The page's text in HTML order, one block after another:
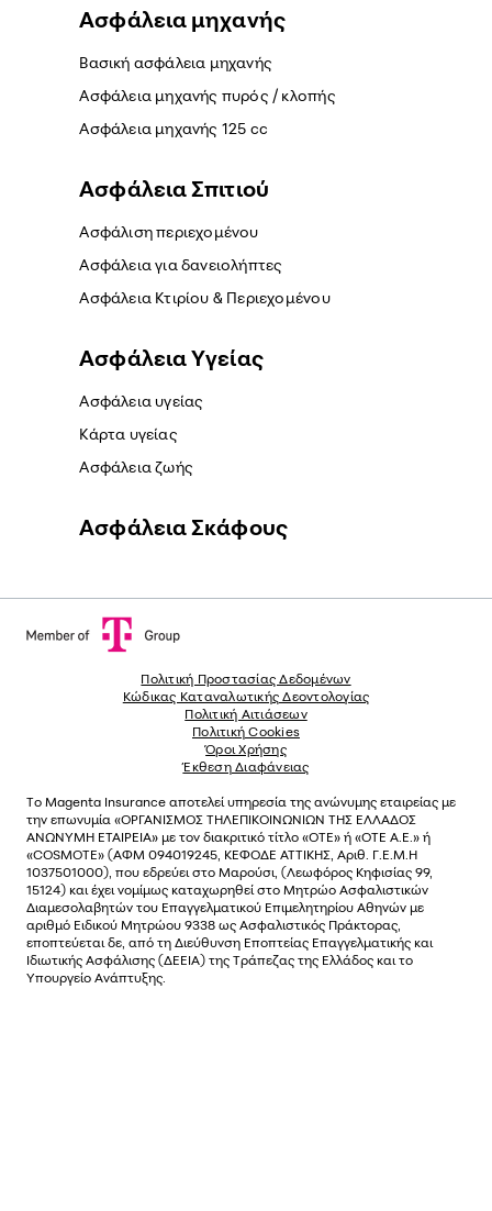
Ασφάλεια μηχανής
Βασική ασφάλεια μηχανής
Ασφάλεια μηχανής πυρός / κλοπής
Ασφάλεια μηχανής 125 cc
Ασφάλεια Σπιτιού
Ασφάλιση περιεχομένου
Ασφάλεια για δανειολήπτες
Ασφάλεια Κτιρίου & Περιεχομένου
Ασφάλεια Yγείας
Ασφάλεια υγείας
Κάρτα υγείας
Ασφάλεια ζωής
Ασφάλεια Σκάφους
Πολιτική Προστασίας Δεδομένων
Κώδικας Καταναλωτικής Δεοντολογίας
Πολιτική Αιτιάσεων
Πολιτική Cookies
Όροι Χρήσης
Έκθεση Διαφάνειας
Το Magenta Insurance αποτελεί υπηρεσία της ανώνυµης εταιρείας µε
την επωνυµία «ΟΡΓΑΝΙΣΜΟΣ ΤΗΛΕΠΙΚΟΙΝΩΝΙΩΝ ΤΗΣ ΕΛΛΑΔΟΣ
ΑΝΩΝΥΜΗ ΕΤΑΙΡΕΙΑ» µε τον διακριτικό τίτλο «OTE» ή «ΟΤΕ Α.Ε.» ή
«COSMOTE» (ΑΦΜ 094019245, ΚΕΦΟΔΕ ΑΤΤΙΚΗΣ, Αριθ. Γ.Ε.Μ.Η
1037501000), που εδρεύει στο Μαρούσι, (Λεωφόρος Κηφισίας 99,
15124) και έχει νοµίµως καταχωρηθεί στο Μητρώο Ασφαλιστικών
Διαµεσολαβητών του Επαγγελµατικού Επιµελητηρίου Αθηνών µε
αριθµό Ειδικού Μητρώου 9338 ως Ασφαλιστικός Πράκτορας,
εποπτεύεται δε, από τη Διεύθυνση Εποπτείας Επαγγελματικής και
Ιδιωτικής Ασφάλισης (ΔΕΕΙΑ) της Τράπεζας της Ελλάδος και το
Υπουργείο Ανάπτυξης.